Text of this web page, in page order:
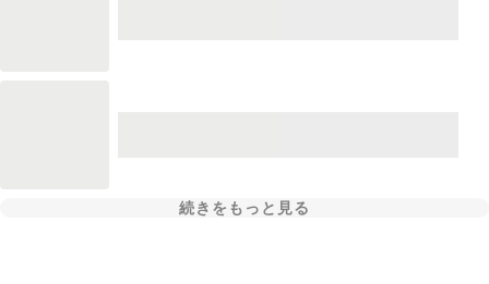
続きをもっと見る